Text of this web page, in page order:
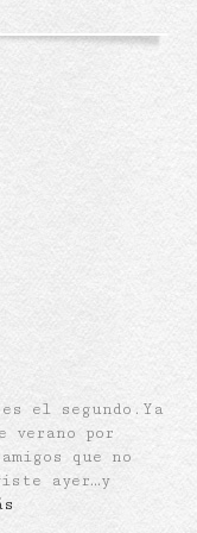
el segundo.Ya
verano por
que no
ayer…y